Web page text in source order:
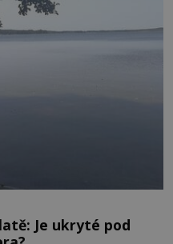
Je ukryté pod